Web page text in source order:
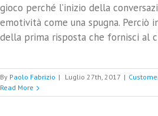
gioco perché l’inizio della
emotività come una spugna. Perciò
della prima risposta che fornisci al
By Paolo Fabrizio | Luglio 27th, 2017 |
Read More